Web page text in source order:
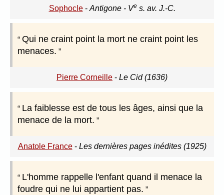
Sophocle- Antigone - Ves. av. J.-C.
Qui ne craint point la mort ne craint point les
menaces.
Pierre Corneille - Le Cid (1636)
La faiblesse est de tous les âges, ainsi que la
menace de la mort.
Anatole France- Les dernières pages inédites (1925)
L'homme rappelle l'enfant quand il menace la
foudre qui ne lui appartient pas.